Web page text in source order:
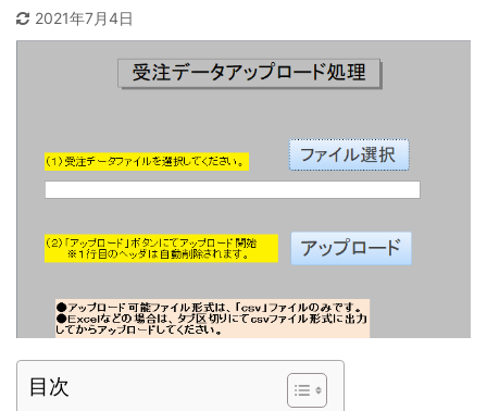
2021年7月4日
目次